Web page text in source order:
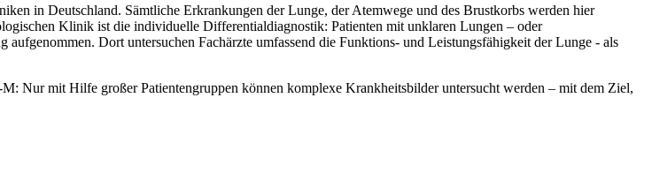
in Deutschland. Sämtliche Erkrankungen der Lunge, der Atemwege und des Brustkorbs werden hier
Klinik ist die individuelle Differentialdiagnostik: Patienten mit unklaren Lungen – oder
Dort untersuchen Fachärzte umfassend die Funktions- und Leistungsfähigkeit der Lunge - als
Nur mit Hilfe großer Patientengruppen können komplexe Krankheitsbilder untersucht werden – mit dem Ziel,